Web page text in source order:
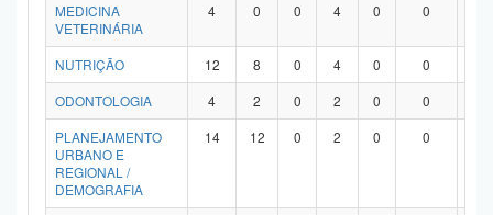
MEDICINA
VETERINÁRIA
4 0 0 4 0 0
NUTRIÇÃO 12 8 0 4 0 0
ODONTOLOGIA
4 2 0 2 0 0
PLANEJAMENTO
URBANO E
REGIONAL /
DEMOGRAFIA
14 12 0 2 0 0